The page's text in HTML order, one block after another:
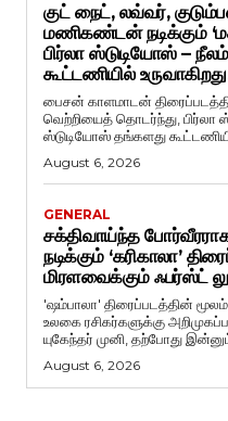
குட் நைட், லவ்வர்,
மணிகண்டன் நடிக்கும்
பிர்லா ஸ்டுடியோஸ் –
கூட்டணியில்
பைசன் காளமாடன்
வெற்றியைத் தொடர்ந்து, பிர்லா
ஸ்டுடியோஸ் தங்களது
August 6, 2026
GENERAL
சக்திவாய்ந்த
நடிக்கும் ‘கரிகாலா’
மிரளவைக்கும் ஃபர்ஸ்ட்
'ஷம்பாலா' திரைப்படத்தின்
உலகை ரசிகர்களுக்கு
யுகேந்தர் முனி, தற்போது
August 6, 2026